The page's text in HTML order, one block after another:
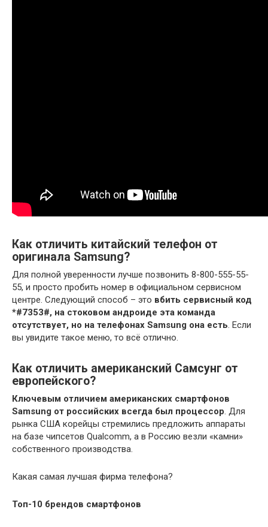
Как отличить китайский телефон от
оригинала Samsung?
Для полной уверенности лучше позвонить 8-800-555-55-
55, и просто пробить номер в официальном сервисном
центре. Следующий способ – это вбить сервисный код
*#7353#, на стоковом андроиде эта команда
отсутствует, но на телефонах Samsung она есть. Если
вы увидите такое меню, то всё отлично.
Как отличить американский Самсунг от
европейского?
Ключевым отличием американских смартфонов
Samsung от российских всегда был процессор. Для
рынка США корейцы стремились предложить аппараты
на базе чипсетов Qualcomm, а в Россию везли «камни»
собственного производства.
Какая самая лучшая фирма телефона?
Топ-10 брендов смартфонов